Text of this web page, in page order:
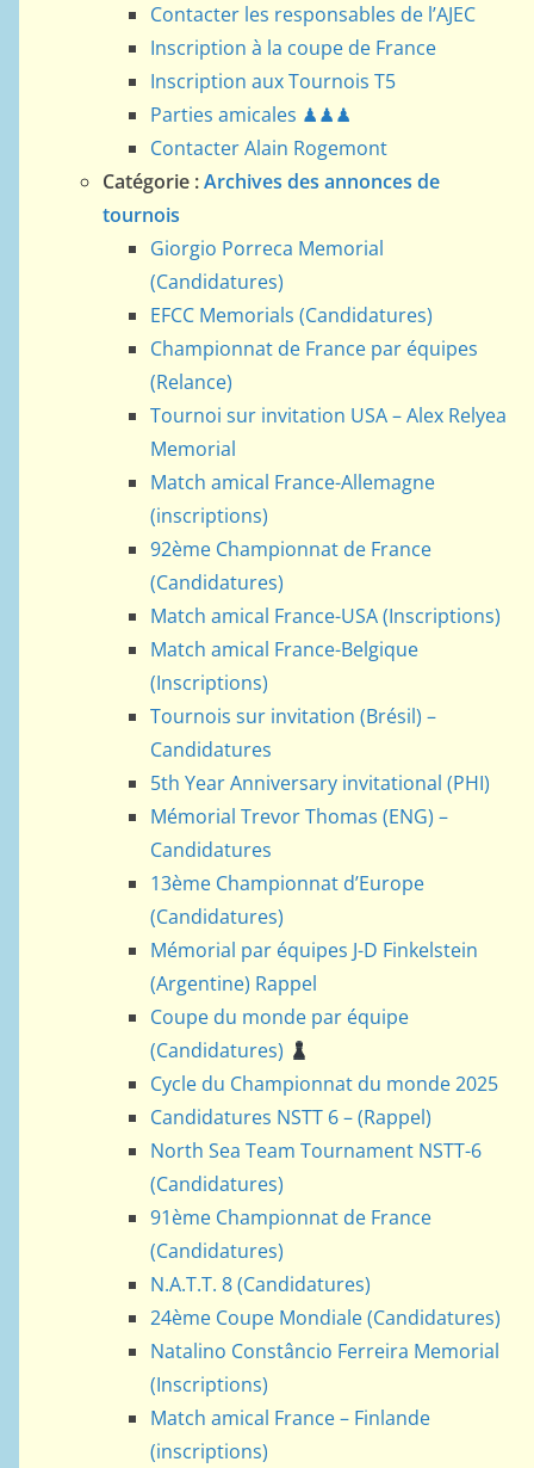
Contacter les responsables de l’AJEC
Inscription à la coupe de France
Inscription aux Tournois T5
Parties amicales ♟♟♟
Contacter Alain Rogemont
Catégorie :Archives des annonces de
tournois
Giorgio Porreca Memorial
(Candidatures)
EFCC Memorials (Candidatures)
Championnat de France par équipes
(Relance)
Tournoi sur invitation USA – Alex Relyea
Memorial
Match amical France-Allemagne
(inscriptions)
92ème Championnat de France
(Candidatures)
Match amical France-USA (Inscriptions)
Match amical France-Belgique
(Inscriptions)
Tournois sur invitation (Brésil) –
Candidatures
5th Year Anniversary invitational (PHI)
Mémorial Trevor Thomas (ENG) –
Candidatures
13ème Championnat d’Europe
(Candidatures)
Mémorial par équipes J-D Finkelstein
(Argentine) Rappel
Coupe du monde par équipe
(Candidatures)
Cycle du Championnat du monde 2025
Candidatures NSTT 6 – (Rappel)
North Sea Team Tournament NSTT-6
(Candidatures)
91ème Championnat de France
(Candidatures)
N.A.T.T. 8 (Candidatures)
24ème Coupe Mondiale (Candidatures)
Natalino Constâncio Ferreira Memorial
(Inscriptions)
Match amical France – Finlande
(inscriptions)